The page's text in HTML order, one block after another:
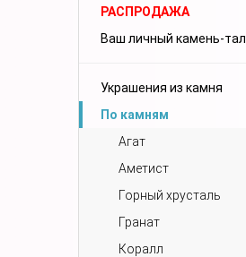
РАСПРОДАЖА
Ваш личный камень-
Украшения из камня
По камням
Агат
Аметист
Горный хрусталь
Гранат
Коралл